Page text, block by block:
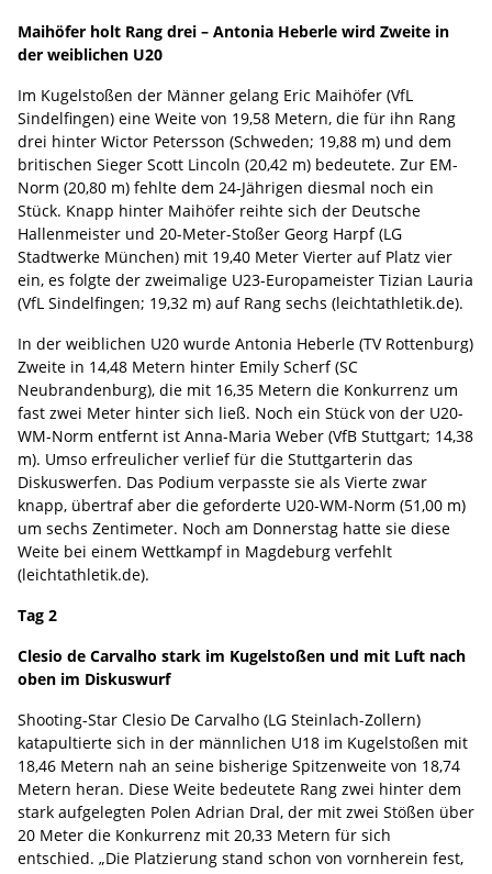
Maihöfer holt Rang drei – Antonia Heberle wird Zweite in
der weiblichen U20
Im Kugelstoßen der Männer gelang Eric Maihöfer (VfL
Sindelfingen) eine Weite von 19,58 Metern, die für ihn Rang
drei hinter Wictor Petersson (Schweden; 19,88 m) und dem
britischen Sieger Scott Lincoln (20,42 m) bedeutete. Zur EM-
Norm (20,80 m) fehlte dem 24-Jährigen diesmal noch ein
Stück. Knapp hinter Maihöfer reihte sich der Deutsche
Hallenmeister und 20-Meter-Stoßer Georg Harpf (LG
Stadtwerke München) mit 19,40 Meter Vierter auf Platz vier
ein, es folgte der zweimalige U23-Europameister Tizian Lauria
(VfL Sindelfingen; 19,32 m) auf Rang sechs (leichtathletik.de).
In der weiblichen U20 wurde Antonia Heberle (TV Rottenburg)
Zweite in 14,48 Metern hinter Emily Scherf (SC
Neubrandenburg), die mit 16,35 Metern die Konkurrenz um
fast zwei Meter hinter sich ließ. Noch ein Stück von der U20-
WM-Norm entfernt ist Anna-Maria Weber (VfB Stuttgart; 14,38
m). Umso erfreulicher verlief für die Stuttgarterin das
Diskuswerfen. Das Podium verpasste sie als Vierte zwar
knapp, übertraf aber die geforderte U20-WM-Norm (51,00 m)
um sechs Zentimeter. Noch am Donnerstag hatte sie diese
Weite bei einem Wettkampf in Magdeburg verfehlt
(leichtathletik.de).
Tag 2
Clesio de Carvalho stark im Kugelstoßen und mit Luft nach
oben im Diskuswurf
Shooting-Star Clesio De Carvalho (LG Steinlach-Zollern)
katapultierte sich in der männlichen U18 im Kugelstoßen mit
18,46 Metern nah an seine bisherige Spitzenweite von 18,74
Metern heran. Diese Weite bedeutete Rang zwei hinter dem
stark aufgelegten Polen Adrian Dral, der mit zwei Stößen über
20 Meter die Konkurrenz mit 20,33 Metern für sich
entschied. „Die Platzierung stand schon von vornherein fest,